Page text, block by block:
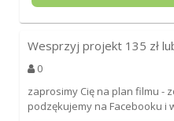
Wesprzyj projekt 135 zł
0
zaprosimy Cię na plan filmu -
podzękujemy na Facebooku i